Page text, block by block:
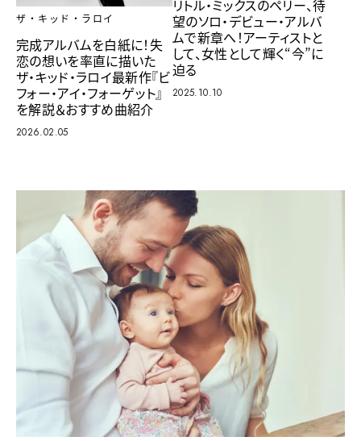
ザ・キッド・ラロイ
完成アルバムを白紙に！失
恋の想いを率直に描いた
ザ・キッド・ラロイ最新作『ビ
フォー・アイ・フォーゲット』
を解説＆おすすめ曲紹介
2026.02.05
リトル・ミックスのペリー、待
望のソロ・デビュー・アルバ
ムで新章へ！アーティストと
して、女性として輝く“今”に
迫る
2025.10.10